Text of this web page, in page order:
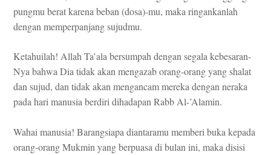
pungmu berat karena beban (dosa)-mu, maka ringankanlah
dengan memperpanjang sujudmu.
Ketahuilah! Allah Ta’ala bersumpah dengan segala kebesaran-
Nya bahwa Dia tidak akan mengazab orang-orang yang shalat
dan sujud, dan tidak akan mengancam mereka dengan neraka
pada hari manusia berdiri dihadapan Rabb Al-’Alamin.
Wahai manusia! Barangsiapa diantaramu memberi buka kepada
orang-orang Mukmin yang berpuasa di bulan ini, maka disisi